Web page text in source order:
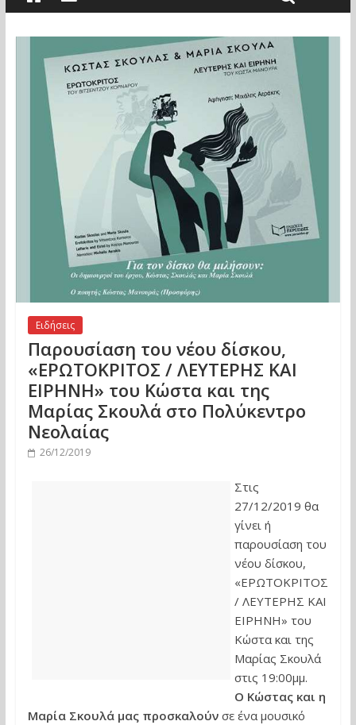
Ειδήσεις
Παρουσίαση του νέου δίσκου,
«ΕΡΩΤΟΚΡΙΤΟΣ / ΛΕΥΤΕΡΗΣ ΚΑΙ
ΕΙΡΗΝΗ» του Κώστα και της
Μαρίας Σκουλά στο Πολύκεντρο
Νεολαίας
26/12/2019
Στις
27/12/2019 θα
γίνει ή
παρουσίαση του
νέου δίσκου,
«ΕΡΩΤΟΚΡΙΤΟΣ
/ ΛΕΥΤΕΡΗΣ ΚΑΙ
ΕΙΡΗΝΗ» του
Κώστα και της
Μαρίας Σκουλά
στις 19:00μμ.
Ο Κώστας και η
Μαρία Σκουλά μας προσκαλούνσε ένα μουσικό